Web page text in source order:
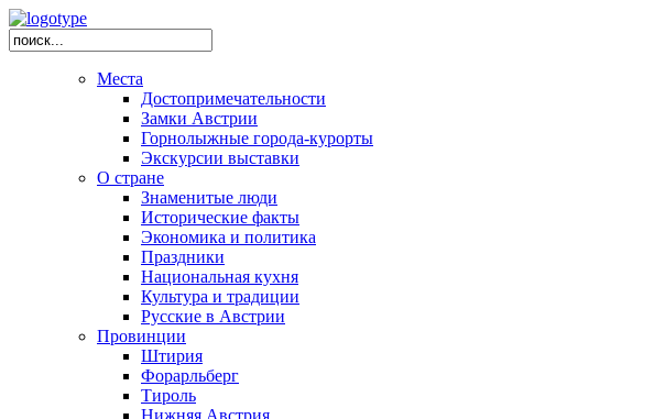
Места
Достопримечательности
Замки Австрии
Горнолыжные города-курорты
Экскурсии выставки
О стране
Знаменитые люди
Исторические факты
Экономика и политика
Праздники
Национальная кухня
Культура и традиции
Русские в Австрии
Провинции
Штирия
Форарльберг
Тироль
Нижняя Австрия